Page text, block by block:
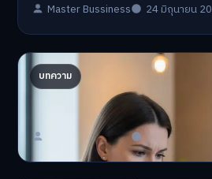
Master Bussiness 24 มิถุนายน
บทความ
ปรับพอร์ตรับ ‘เงินดิจิทัล 2.0’
ให้พัง
'เงินดิจิทัล 2.0' มาแล…
Master Bussiness 23 มิถุนายน